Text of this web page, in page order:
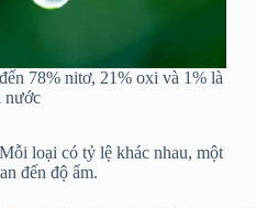
78% nitơ, 21% oxi và 1% là
nước
loại có tỷ lệ khác nhau, một
đến độ ẩm.